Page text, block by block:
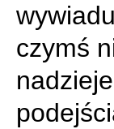
czymś